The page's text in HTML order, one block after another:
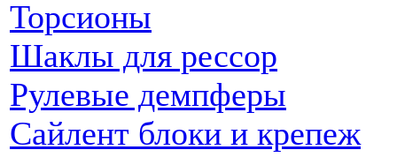
Торсионы
Шаклы для рессор
Рулевые демпферы
Сайлент блоки и крепеж